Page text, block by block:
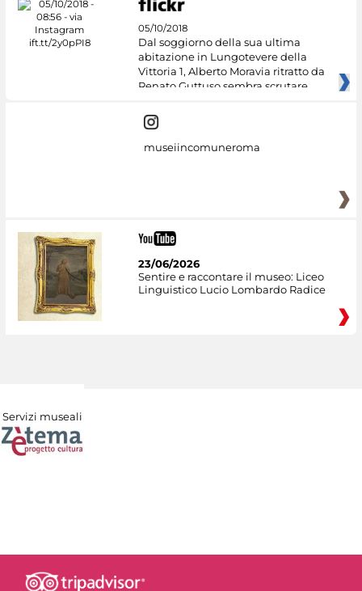
05/10/2018
Dal soggiorno della sua ultima
abitazione in Lungotevere della
Vittoria 1, Alberto Moravia ritratto da
Renato Guttuso sembra scrutare
museiincomuneroma
23/06/2026
Sentire e raccontare il museo: Liceo
Linguistico Lucio Lombardo Radice
Servizi museali